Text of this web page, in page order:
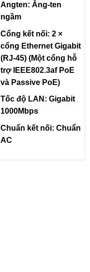
Angten: Ăng-ten
ngầm
Cổng kết nối: 2 ×
cổng Ethernet Gigabit
(RJ-45) (Một cổng hỗ
trợ IEEE802.3af PoE
và Passive PoE)
Tốc độ LAN: Gigabit
1000Mbps
Chuẩn kết nối: Chuẩn
AC